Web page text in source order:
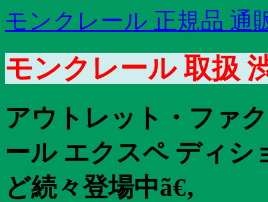
モンクレール 正規品 通
モンクレール 取扱
アウトレット・ファ
ール エクスペ ディシ
ど続々登場中ã€‚